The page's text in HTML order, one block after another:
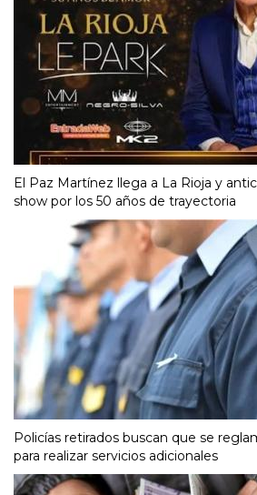
El Paz Martínez llega a La Rioja y
show por los 50 años de trayectoria
Policías retirados buscan que se
para realizar servicios adicionales